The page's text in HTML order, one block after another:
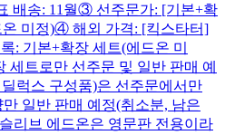
배송: 11월③ 선주문가: [기본+확
온 미정)④ 해외 가격: [킥스타터]
: 기본+확장 세트(에드온 미
트로만 선주문 및 일반 판매 예
럭스 구성품)은 선주문에서만
일반 판매 예정(취소분, 남은
리브 에드온은 영문판 전용이라